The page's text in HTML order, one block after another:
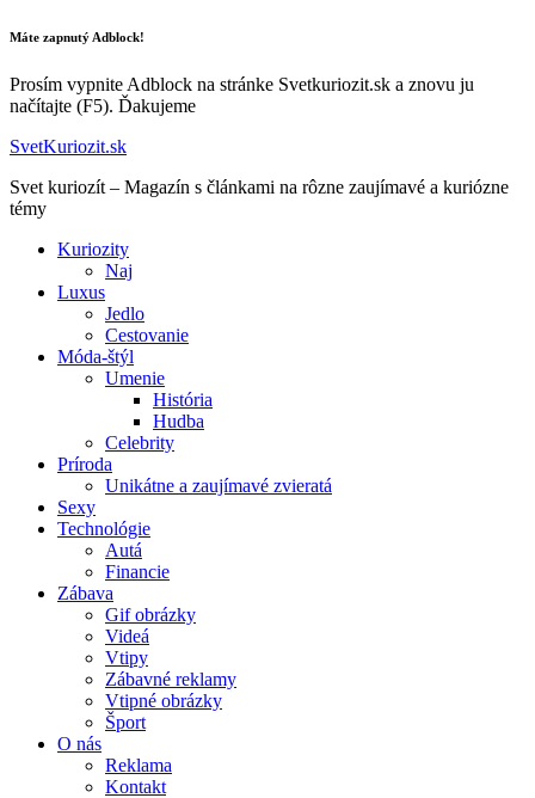
Máte zapnutý Adblock!
Prosím vypnite Adblock na stránke Svetkuriozit.sk a znovu ju
načítajte (F5). Ďakujeme
SvetKuriozit.sk
Svet kuriozít – Magazín s článkami na rôzne zaujímavé a kuriózne
témy
Kuriozity
Naj
Luxus
Jedlo
Cestovanie
Móda-štýl
Umenie
História
Hudba
Celebrity
Príroda
Unikátne a zaujímavé zvieratá
Sexy
Technológie
Autá
Financie
Zábava
Gif obrázky
Videá
Vtipy
Zábavné reklamy
Vtipné obrázky
Šport
O nás
Reklama
Kontakt